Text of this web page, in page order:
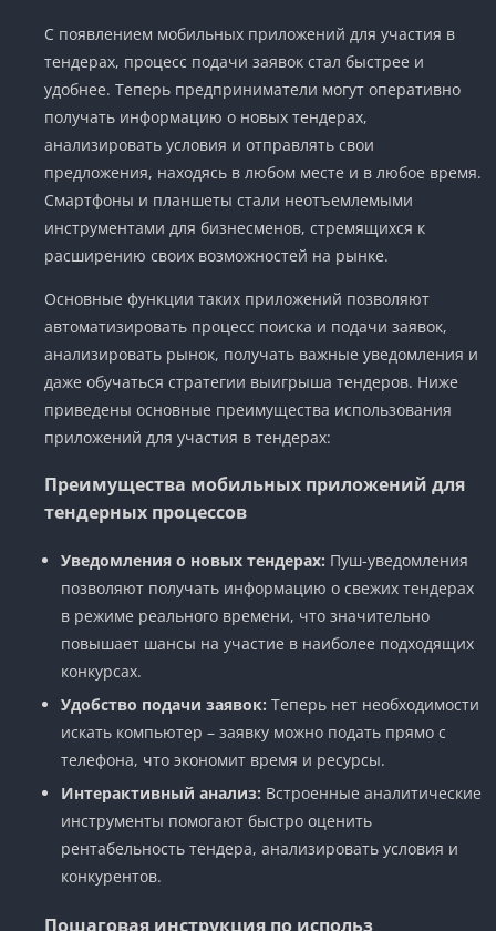
С появлением мобильных приложений для участия в
тендерах, процесс подачи заявок стал быстрее и
удобнее. Теперь предприниматели могут оперативно
получать информацию о новых тендерах,
анализировать условия и отправлять свои
предложения, находясь в любом месте и в любое время.
Смартфоны и планшеты стали неотъемлемыми
инструментами для бизнесменов, стремящихся к
расширению своих возможностей на рынке.
Основные функции таких приложений позволяют
автоматизировать процесс поиска и подачи заявок,
анализировать рынок, получать важные уведомления и
даже обучаться стратегии выигрыша тендеров. Ниже
приведены основные преимущества использования
приложений для участия в тендерах:
Преимущества мобильных приложений для
тендерных процессов
Уведомления о новых тендерах: Пуш-уведомления
позволяют получать информацию о свежих тендерах
в режиме реального времени, что значительно
повышает шансы на участие в наиболее подходящих
конкурсах.
Удобство подачи заявок: Теперь нет необходимости
искать компьютер – заявку можно подать прямо с
телефона, что экономит время и ресурсы.
Интерактивный анализ: Встроенные аналитические
инструменты помогают быстро оценить
рентабельность тендера, анализировать условия и
конкурентов.
Пошаговая инструкция по использ